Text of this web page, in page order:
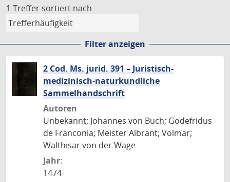
1 Treffer sortiert nach
Filter anzeigen
2 Cod. Ms. jurid. 391 – Juristisch-
medizinisch-naturkundliche
Sammelhandschrift
Autoren
Unbekannt; Johannes von Buch; Godefridus
de Franconia; Meister Albrant; Volmar;
Walthisar von der Wage
Jahr:
1474